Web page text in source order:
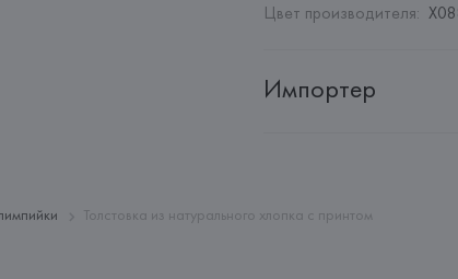
Цвет производителя:
Импортер
Толстовка из натурального хлопка с принтом